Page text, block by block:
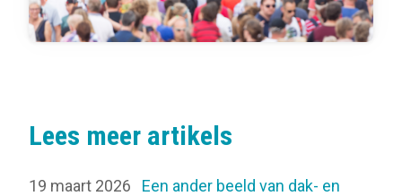
Lees meer artikels
19 maart 2026
Een ander beeld van dak- en